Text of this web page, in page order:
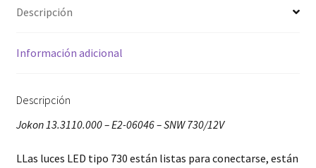
Descripción
Información adicional
Descripción
Jokon 13.3110.000 – E2-06046 – SNW 730/12V
LLas luces LED tipo 730 están listas para conectarse, están